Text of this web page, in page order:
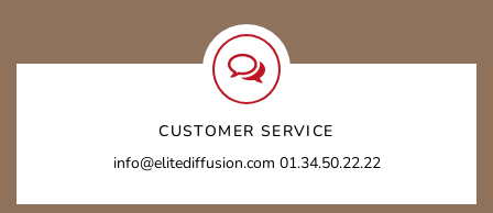
CUSTOMER SERVICE
info@elitediffusion.com 01.34.50.22.22